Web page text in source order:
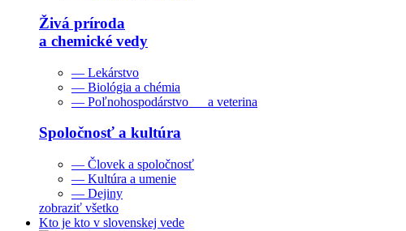
Živá príroda
a chemické vedy
— Lekárstvo
— Biológia a chémia
— Poľnohospodárstvo a veterina
Spoločnosť a kultúra
— Človek a spoločnosť
— Kultúra a umenie
— Dejiny
zobraziť všetko
Kto je kto v slovenskej vede